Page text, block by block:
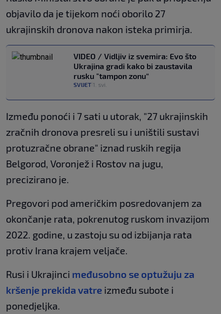
objavilo da je tijekom noći oborilo 27
ukrajinskih dronova nakon isteka primirja.
VIDEO / Vidljiv iz svemira: Evo što
Ukrajina gradi kako bi zaustavila
rusku "tampon zonu“
SVIJET 1. svi.
Između ponoći i 7 sati u utorak, "27 ukrajinskih
zračnih dronova presreli su i uništili sustavi
protuzračne obrane" iznad ruskih regija
Belgorod, Voronjež i Rostov na jugu,
precizirano je.
Pregovori pod američkim posredovanjem za
okončanje rata, pokrenutog ruskom invazijom
2022. godine, u zastoju su od izbijanja rata
protiv Irana krajem veljače.
Rusi i Ukrajinci međusobno se optužuju za
kršenje prekida vatre između subote i
ponedjeljka.